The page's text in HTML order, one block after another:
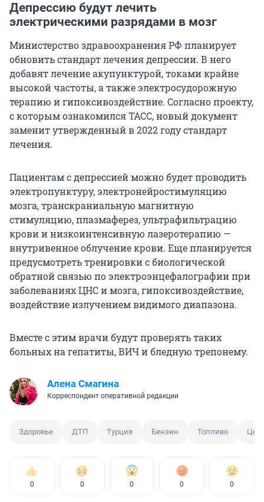
Депрессию будут лечить
электрическими разрядами в мозг
Министерство здравоохранения РФ планирует
обновить стандарт лечения депрессии. В него
добавят лечение акупунктурой, токами крайне
высокой частоты, а также электросудорожную
терапию и гипоксивоздействие. Согласно проекту,
с которым ознакомился ТАСС, новый документ
заменит утвержденный в 2022 году стандарт
лечения.
Пациентам с депрессией можно будет проводить
электропунктуру, электронейростимуляцию
мозга, транскраниальную магнитную
стимуляцию, плазмаферез, ультрафильтрацию
крови и низкоинтенсивную лазеротерапию —
внутривенное облучение крови. Еще планируется
предусмотреть тренировки с биологической
обратной связью по электроэнцефалографии при
заболеваниях ЦНС и мозга, гипоксивоздействие,
воздействие излучением видимого диапазона.
Вместе с этим врачи будут проверять таких
больных на гепатиты, ВИЧ и бледную трепонему.
Алена Смагина
Корреспондент оперативной редакции
Здоровье ДТП Турция Бензин Топливо
0 0 0 0 0